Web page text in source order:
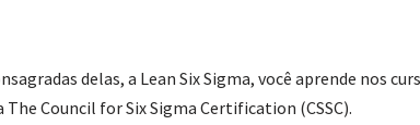
delas, a Lean Six Sigma, você aprende nos
The Council for Six Sigma Certification (CSSC).